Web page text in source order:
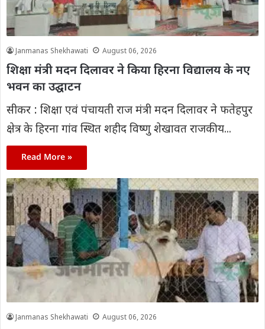
Janmanas Shekhawati August 06, 2026
शिक्षा मंत्री मदन दिलावर ने किया हिरना विद्यालय के नए
भवन का उद्घाटन
सीकर : शिक्षा एवं पंचायती राज मंत्री मदन दिलावर ने फतेहपुर
क्षेत्र के हिरना गांव स्थित शहीद विष्णु शेखावत राजकीय...
Read More »
Janmanas Shekhawati August 06, 2026